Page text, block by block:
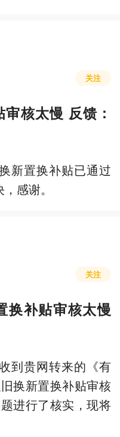
关注
核太慢 反馈：
新置换补贴已通过
感谢。
关注
换补贴审核太慢
到贵网转来的《有
换新置换补贴审核
进行了核实，现将